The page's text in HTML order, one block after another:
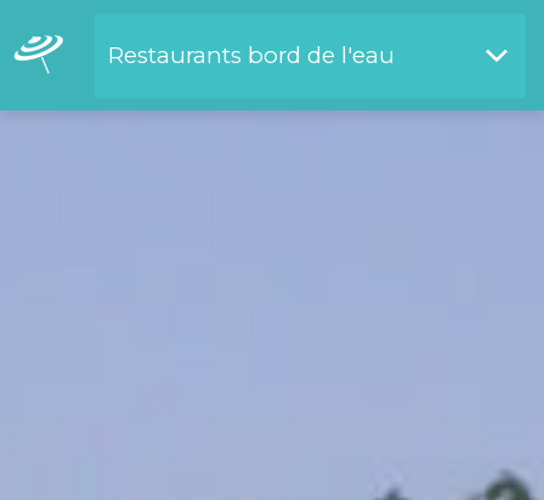
Restaurants bord de l'eau